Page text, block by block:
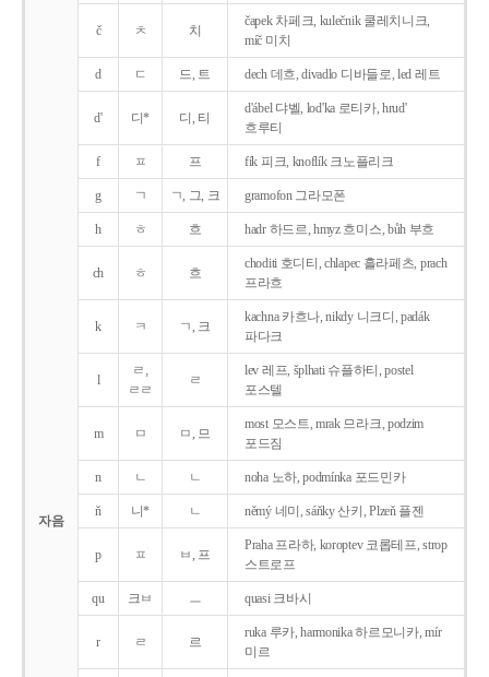
자음
č ㅊ 치
čapek 차페크, kulečnik 쿨레치니크,
míč 미치
d ㄷ 드, 트 dech 데흐, divadlo 디바들로, led 레트
d' 디* 디, 티
d'ábel 댜벨, lod'ka 로티카, hrud'
흐루티
f ㅍ 프 fík 피크, knoflík 크노플리크
g ㄱ ㄱ, 그, 크 gramofon 그라모폰
h ㅎ 흐 hadr 하드르, hmyz 흐미스, bůh 부흐
ch ㅎ 흐
choditi 호디티, chlapec 흘라페츠, prach
프라흐
k ㅋ ㄱ, 크
kachna 카흐나, nikdy 니크디, padák
파다크
l
ㄹ,
ㄹㄹ
ㄹ
lev 레프, šplhati 슈플하티, postel
포스텔
m ㅁ ㅁ, 므
most 모스트, mrak 므라크, podzim
포드짐
n ㄴ ㄴ noha 노하, podmínka 포드민카
ň 니* ㄴ němý 네미, sáňky 산키, Plzeň 플젠
p ㅍ ㅂ, 프
Praha 프라하, koroptev 코롭테프, strop
스트로프
qu 크ㅂ ㅡ quasi 크바시
r ㄹ 르
ruka 루카, harmonika 하르모니카, mír
미르